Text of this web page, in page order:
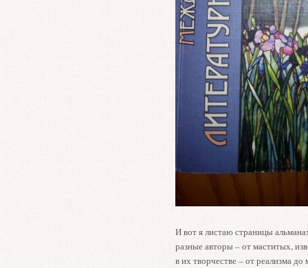
И вот я листаю страницы
разные авторы – от маститых,
в их творчестве – от реализма